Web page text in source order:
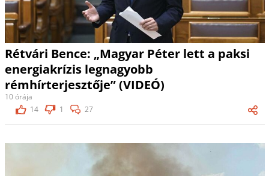
Rétvári Bence: „Magyar Péter lett a paksi
energiakrízis legnagyobb
rémhírterjesztője” (VIDEÓ)
10 órája
14
1 27